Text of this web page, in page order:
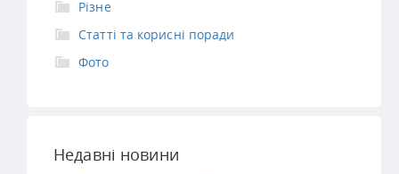
Різне
Статті та корисні поради
Фото
Недавні новини